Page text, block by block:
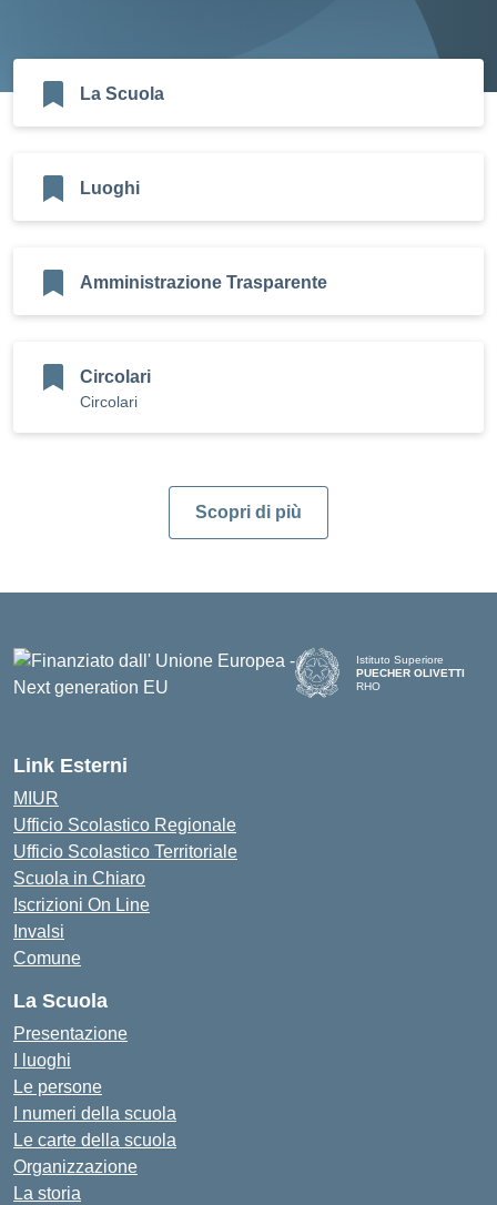
La Scuola
Luoghi
Amministrazione Trasparente
Circolari
Circolari
Scopri di più
Istituto Superiore
PUECHER OLIVETTI
RHO
Link Esterni
MIUR
Ufficio Scolastico Regionale
Ufficio Scolastico Territoriale
Scuola in Chiaro
Iscrizioni On Line
Invalsi
Comune
La Scuola
Presentazione
I luoghi
Le persone
I numeri della scuola
Le carte della scuola
Organizzazione
La storia